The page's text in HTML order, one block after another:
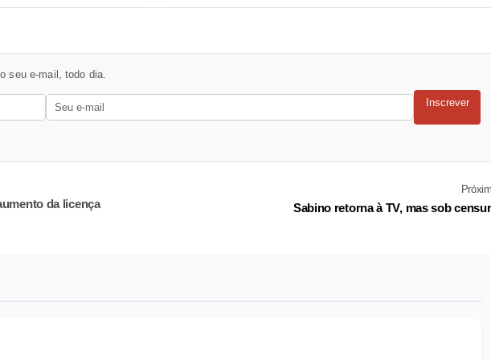
seu e-mail, todo dia.
Inscrever
Sabino retorna à TV, mas sob